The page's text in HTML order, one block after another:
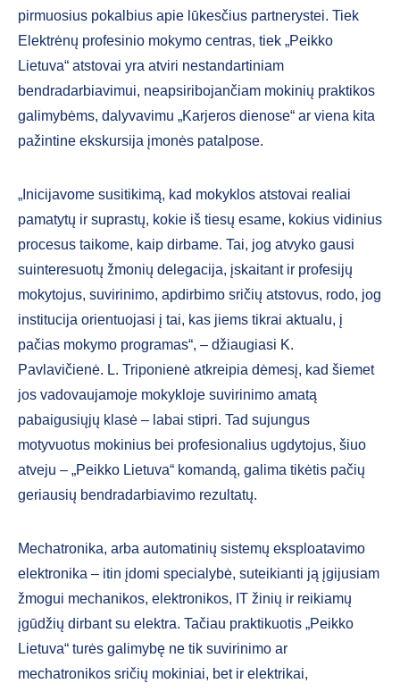
pirmuosius pokalbius apie lūkesčius partnerystei. Tiek
Elektrėnų profesinio mokymo centras, tiek „Peikko
Lietuva“ atstovai yra atviri nestandartiniam
bendradarbiavimui, neapsiribojančiam mokinių praktikos
galimybėms, dalyvavimu „Karjeros dienose“ ar viena kita
pažintine ekskursija įmonės patalpose.
„Inicijavome susitikimą, kad mokyklos atstovai realiai
pamatytų ir suprastų, kokie iš tiesų esame, kokius vidinius
procesus taikome, kaip dirbame. Tai, jog atvyko gausi
suinteresuotų žmonių delegacija, įskaitant ir profesijų
mokytojus, suvirinimo, apdirbimo sričių atstovus, rodo, jog
institucija orientuojasi į tai, kas jiems tikrai aktualu, į
pačias mokymo programas“, – džiaugiasi K.
Pavlavičienė. L. Triponienė atkreipia dėmesį, kad šiemet
jos vadovaujamoje mokykloje suvirinimo amatą
pabaigusiųjų klasė – labai stipri. Tad sujungus
motyvuotus mokinius bei profesionalius ugdytojus, šiuo
atveju – „Peikko Lietuva“ komandą, galima tikėtis pačių
geriausių bendradarbiavimo rezultatų.
Mechatronika, arba automatinių sistemų eksploatavimo
elektronika – itin įdomi specialybė, suteikianti ją įgijusiam
žmogui mechanikos, elektronikos, IT žinių ir reikiamų
įgūdžių dirbant su elektra. Tačiau praktikuotis „Peikko
Lietuva“ turės galimybę ne tik suvirinimo ar
mechatronikos sričių mokiniai, bet ir elektrikai,